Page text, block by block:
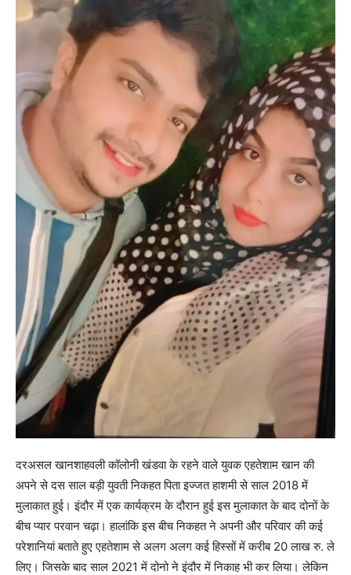
दरअसल खानशाहवली कॉलोनी खंडवा के रहने वाले युवक एहतेशाम खान की
अपने से दस साल बड़ी युवती निकहत पिता इज्जत हाशमी से साल 2018 में
मुलाकात हुई। इंदौर में एक कार्यक्रम के दौरान हुई इस मुलाकात के बाद दोनों के
बीच प्यार परवान चढ़ा। हालांकि इस बीच निकहत ने अपनी और परिवार की कई
परेशानियां बताते हुए एहतेशाम से अलग अलग कई हिस्सों में करीब 20 लाख रु. ले
लिए। जिसके बाद साल 2021 में दोनो ने इंदौर में निकाह भी कर लिया। लेकिन